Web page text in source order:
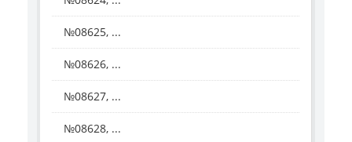
№08625, ...
№08626, ...
№08627, ...
№08628, ...